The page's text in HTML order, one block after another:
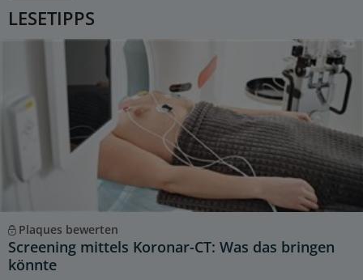
LESETIPPS
Plaques bewerten
Screening mittels Koronar-CT: Was das bringen
könnte